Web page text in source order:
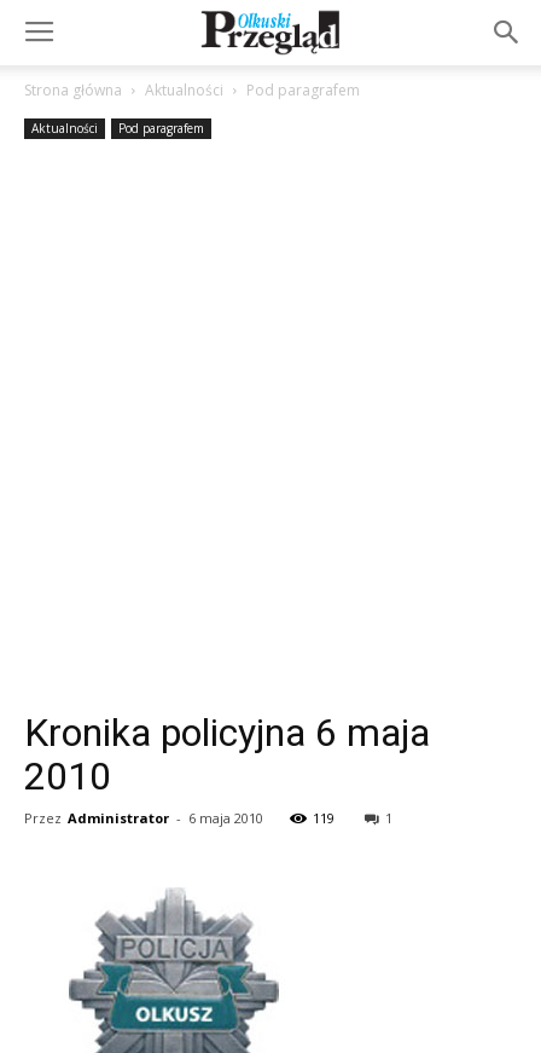
Strona główna Aktualności Pod paragrafem
Aktualności Pod paragrafem
Kronika policyjna 6 maja
2010
Przez Administrator - 6 maja 2010 119 1